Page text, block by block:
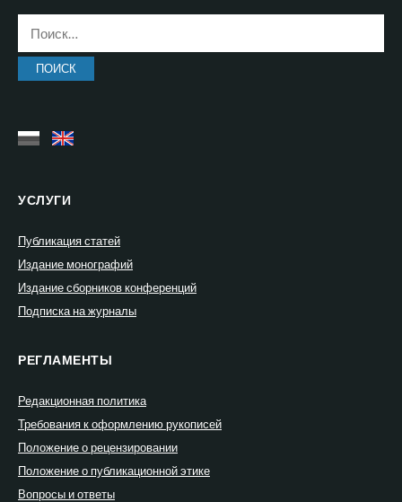
УСЛУГИ
Публикация статей
Издание монографий
Издание сборников конференций
Подписка на журналы
РЕГЛАМЕНТЫ
Редакционная политика
Требования к оформлению рукописей
Положение о рецензировании
Положение о публикационной этике
Вопросы и ответы